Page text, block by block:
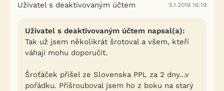
Uživatel s deaktivovaným účtem 5.1.2018 16:19
Uživatel s deaktivovaným účtem napsal(a):
Tak už jsem několikrát šrotoval a všem, kteří
váhají mohu doporučit.
Šroťáček přišel ze Slovenska PPL za 2 dny...v
pořádku. Přišrouboval jsem ho z boku na starý